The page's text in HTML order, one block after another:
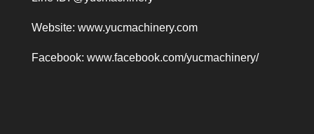
Website: www.yucmachinery.com
Facebook: www.facebook.com/yucmachinery/